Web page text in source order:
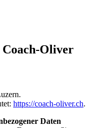
Oliver
https://coach-oliver.ch.
Daten